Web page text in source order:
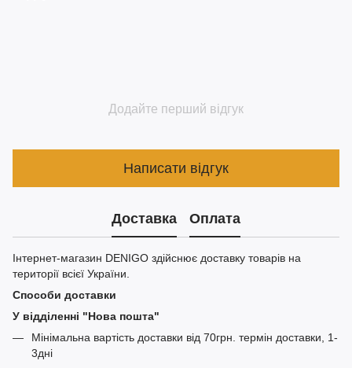
Додайте перший відгук
Написати відгук
Доставка Оплата
Інтернет-магазин DENIGO здійснює доставку товарів на
території всієї України.
Способи доставки
У відділенні "Нова пошта"
Мінімальна вартість доставки від 70грн. термін доставки, 1-
3дні